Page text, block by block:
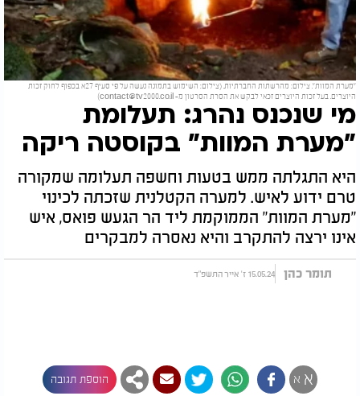
"מערת המוות". צילום: מהרשתות החברתיות. (צילום: השימוש בתמונה נעשה על פי סעיף 27א בכפוף לחוק זכות
היוצרים. בעל זכות היוצרים זכאי לבקש את הסרת הסרטון מ-contact@tv2000.co.il
)
מי שנכנס נהרג: תעלומת
"מערת המוות" בקוסטה ריקה
היא התגלתה ממש בטעות וחשפה תעלומה שמקורה
טרם ידוע לאיש. למערה הקטלנית שזכתה לכינוי
"מערת המוות" הממוקמת ליד הר הגעש פואס, איש
אינו ירצה להתקרב והיא נאסרה למבקרים
תומר כהן 15.05.24 ז' אייר התשפ"ד
א א הוספת תגובה